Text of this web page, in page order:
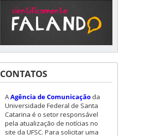
CONTATOS
AAgência de Comunicação da
Universidade Federal de Santa
Catarina é o setor responsável
pela atualização de notícias no
site da UFSC. Para solicitar uma